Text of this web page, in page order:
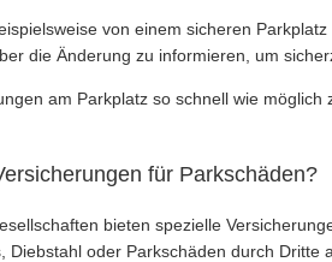
von einem sicheren
die Änderung zu informieren, um
am Parkplatz so schnell wie
für Parkschäden?
bieten spezielle
Diebstahl oder Parkschäden durch Dritte